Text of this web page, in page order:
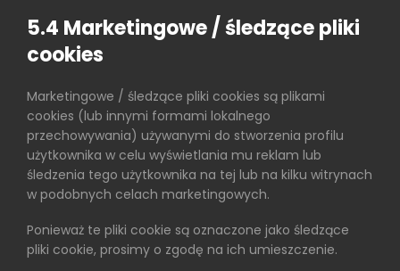
5.4 Marketingowe / śledzące pliki
cookies
Marketingowe / śledzące pliki cookies są plikami
cookies (lub innymi formami lokalnego
przechowywania) używanymi do stworzenia profilu
użytkownika w celu wyświetlania mu reklam lub
śledzenia tego użytkownika na tej lub na kilku witrynach
w podobnych celach marketingowych.
Ponieważ te pliki cookie są oznaczone jako śledzące
pliki cookie, prosimy o zgodę na ich umieszczenie.